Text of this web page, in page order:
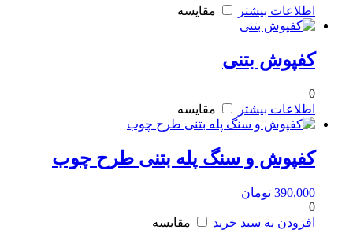
اطلاعات بیشتر
مقایسه
کفپوش بتنی
0
اطلاعات بیشتر
مقایسه
کفپوش و سنگ پله بتنی طرح چوب
390,000 تومان
0
افزودن به سبد خرید
مقایسه